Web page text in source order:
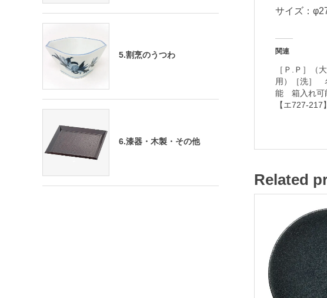
サイズ：
関連
［Ｐ.Ｐ］（
用）［洗］
能 箱入れ可
【エ727-217】
Related
5.割烹のうつわ
6.漆器・木製・その他